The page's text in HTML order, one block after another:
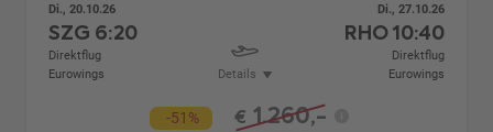
Di., 20.10.26
SZG 6:20
Direktflug
Eurowings
Details
Di., 27.10.26
RHO10:40
Direktflug
Eurowings
-51% € 1.260,-